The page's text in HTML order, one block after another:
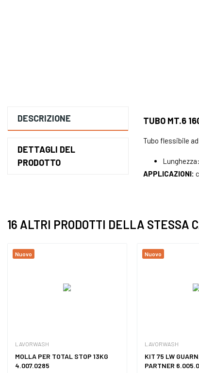
DESCRIZIONE
DETTAGLI DEL
PRODOTTO
TUBO MT.6
Tubo flessibile
APPLICAZIONI:
16 ALTRI PRODOTTI DELLA STESSA
Nuovo
LAVORWASH
MOLLA PER TOTAL STOP 13KG
4.007.0285
Nuovo
LAVORWASH
KIT 75 LW
PARTNER